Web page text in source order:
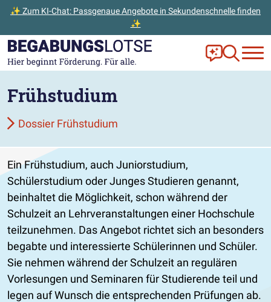
✨ Zum KI-Chat: Passgenaue Angebote in Sekundenschnelle finden
✨
Zum Hauptinhalt der Seite springen
Zur Startseite gehen Frag Ella!
Zur
Frühstudium
Dossier Frühstudium
Ein Frühstudium, auch Juniorstudium,
Schülerstudium oder Junges Studieren genannt,
beinhaltet die Möglichkeit, schon während der
Schulzeit an Lehrveranstaltungen einer Hochschule
teilzunehmen. Das Angebot richtet sich an besonders
begabte und interessierte Schülerinnen und Schüler.
Sie nehmen während der Schulzeit an regulären
Vorlesungen und Seminaren für Studierende teil und
legen auf Wunsch die entsprechenden Prüfungen ab.